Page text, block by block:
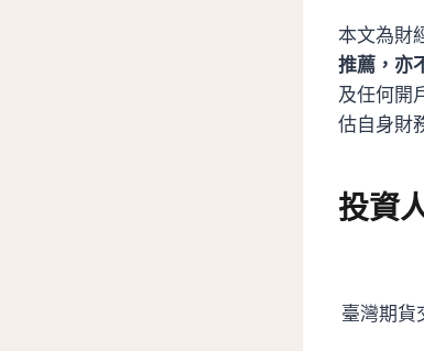
本文為財
推薦，亦
及任何開
估自身財
投資
臺灣期貨